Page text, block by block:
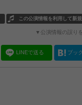
この公演情報を利用して新
▼公演情報の誤り
LINEで送る ブッ